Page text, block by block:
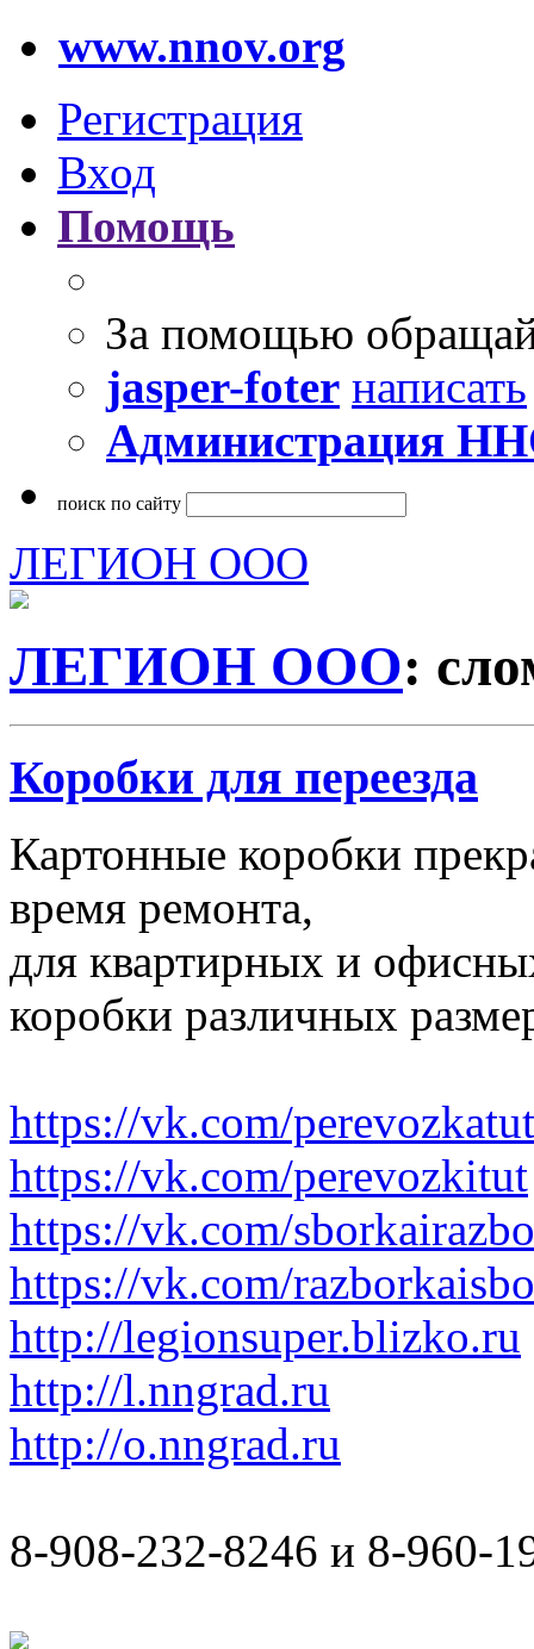
www.nnov.org
Регистрация
Вход
Помощь
За помощью
jasper-foter написать
Администрация
поиск по сайту
ЛЕГИОН ООО
ЛЕГИОН ООО:
Коробки для переезда
Картонные коробки
время ремонта,
для квартирных и
коробки различных
https://vk.com/perevozkatut
https://vk.com/perevozkitut
https://vk.com/
https://vk.com/
http://legionsuper.blizko.ru
http://l.nngrad.ru
http://o.nngrad.ru
8-908-232-8246 и 8-960-